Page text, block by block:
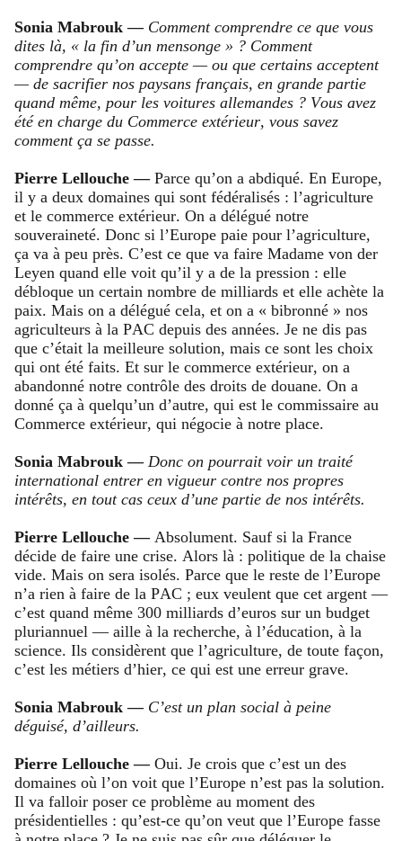
Sonia Mabrouk — Comment comprendre ce que vous
dites là, « la fin d’un mensonge » ? Comment
comprendre qu’on accepte — ou que certains acceptent
— de sacrifier nos paysans français, en grande partie
quand même, pour les voitures allemandes ? Vous avez
été en charge du Commerce extérieur, vous savez
comment ça se passe.
Pierre Lellouche —Parce qu’on a abdiqué. En Europe,
il y a deux domaines qui sont fédéralisés : l’agriculture
et le commerce extérieur. On a délégué notre
souveraineté. Donc si l’Europe paie pour l’agriculture,
ça va à peu près. C’est ce que va faire Madame von der
Leyen quand elle voit qu’il y a de la pression : elle
débloque un certain nombre de milliards et elle achète la
paix. Mais on a délégué cela, et on a « bibronné » nos
agriculteurs à la PAC depuis des années. Je ne dis pas
que c’était la meilleure solution, mais ce sont les choix
qui ont été faits. Et sur le commerce extérieur, on a
abandonné notre contrôle des droits de douane. On a
donné ça à quelqu’un d’autre, qui est le commissaire au
Commerce extérieur, qui négocie à notre place.
Sonia Mabrouk — Donc on pourrait voir un traité
international entrer en vigueur contre nos propres
intérêts, en tout cas ceux d’une partie de nos intérêts.
Pierre Lellouche —Absolument. Sauf si la France
décide de faire une crise. Alors là : politique de la chaise
vide. Mais on sera isolés. Parce que le reste de l’Europe
n’a rien à faire de la PAC ; eux veulent que cet argent —
c’est quand même 300 milliards d’euros sur un budget
pluriannuel — aille à la recherche, à l’éducation, à la
science. Ils considèrent que l’agriculture, de toute façon,
c’est les métiers d’hier, ce qui est une erreur grave.
Sonia Mabrouk — C’est un plan social à peine
déguisé, d’ailleurs.
Pierre Lellouche —Oui. Je crois que c’est un des
domaines où l’on voit que l’Europe n’est pas la solution.
Il va falloir poser ce problème au moment des
présidentielles : qu’est-ce qu’on veut que l’Europe fasse